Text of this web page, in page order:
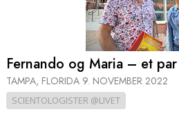
Fernando og Maria – et
TAMPA, FLORIDA 9. NOVEMBER 2022
SCIENTOLOGISTER @LIVET